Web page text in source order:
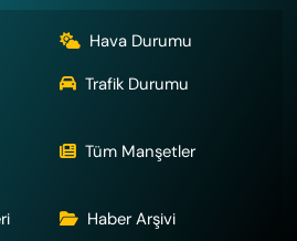
Hava Durumu
Trafik Durumu
Tüm Manşetler
Haber Arşivi